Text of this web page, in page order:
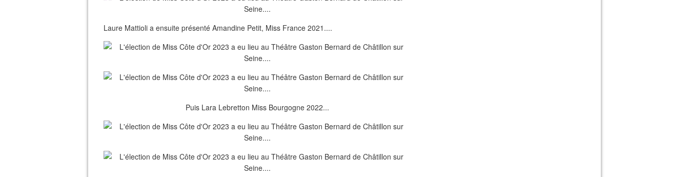
Laure Mattioli a ensuite présenté Amandine Petit, Miss France 2021....
Puis Lara Lebretton Miss Bourgogne 2022...